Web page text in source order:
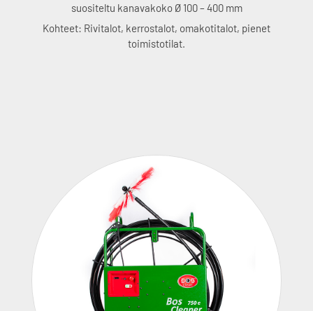
suositeltu kanavakoko Ø 100 – 400 mm
Kohteet: Rivitalot, kerrostalot, omakotitalot, pienet
toimistotilat.